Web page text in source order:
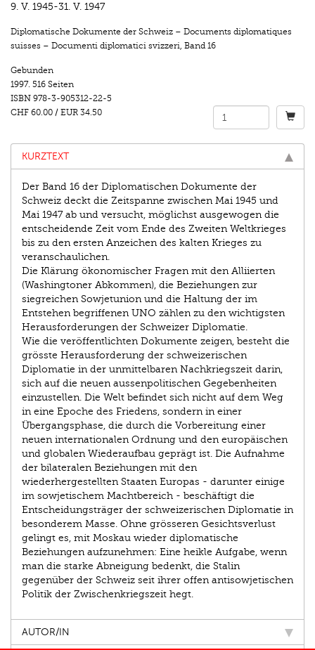
9. V. 1945-31. V. 1947
Diplomatische Dokumente der Schweiz – Documents diplomatiques
suisses – Documenti diplomatici svizzeri, Band 16
Gebunden
1997. 516 Seiten
ISBN 978-3-905312-22-5
CHF 60.00 / EUR 34.50
KURZTEXT
Der Band 16 der Diplomatischen Dokumente der
Schweiz deckt die Zeitspanne zwischen Mai 1945 und
Mai 1947 ab und versucht, möglichst ausgewogen die
entscheidende Zeit vom Ende des Zweiten Weltkrieges
bis zu den ersten Anzeichen des kalten Krieges zu
veranschaulichen.
Die Klärung ökonomischer Fragen mit den Alliierten
(Washingtoner Abkommen), die Beziehungen zur
siegreichen Sowjetunion und die Haltung der im
Entstehen begriffenen UNO zählen zu den wichtigsten
Herausforderungen der Schweizer Diplomatie.
Wie die veröffentlichten Dokumente zeigen, besteht die
grösste Herausforderung der schweizerischen
Diplomatie in der unmittelbaren Nachkriegszeit darin,
sich auf die neuen aussenpolitischen Gegebenheiten
einzustellen. Die Welt befindet sich nicht auf dem Weg
in eine Epoche des Friedens, sondern in einer
Übergangsphase, die durch die Vorbereitung einer
neuen internationalen Ordnung und den europäischen
und globalen Wiederaufbau geprägt ist. Die Aufnahme
der bilateralen Beziehungen mit den
wiederhergestellten Staaten Europas - darunter einige
im sowjetischem Machtbereich - beschäftigt die
Entscheidungsträger der schweizerischen Diplomatie in
besonderem Masse. Ohne grösseren Gesichtsverlust
gelingt es, mit Moskau wieder diplomatische
Beziehungen aufzunehmen: Eine heikle Aufgabe, wenn
man die starke Abneigung bedenkt, die Stalin
gegenüber der Schweiz seit ihrer offen antisowjetischen
Politik der Zwischenkriegszeit hegt.
AUTOR/IN